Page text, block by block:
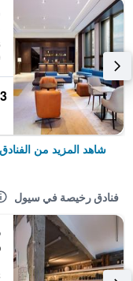
شاهد المزيد من الفنادق
فنادق رخيصة في سيول